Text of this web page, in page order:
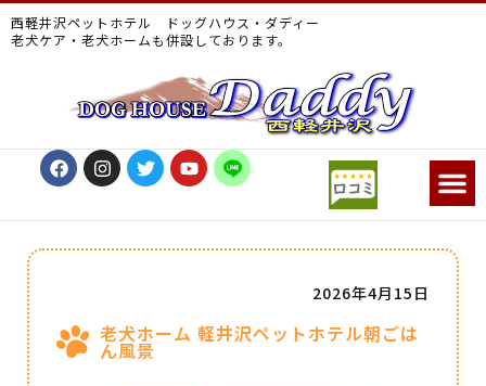
西軽井沢ペットホテル ドッグハウス・ダディー
老犬ケア・老犬ホームも併設しております。
老犬ホーム 軽井沢ペットホテル朝ごは
ん風景
2026年4月15日